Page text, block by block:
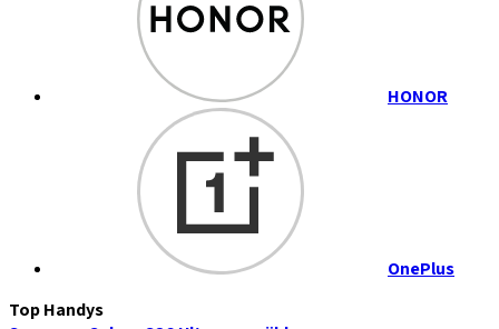
HONOR
OnePlus
Top Handys